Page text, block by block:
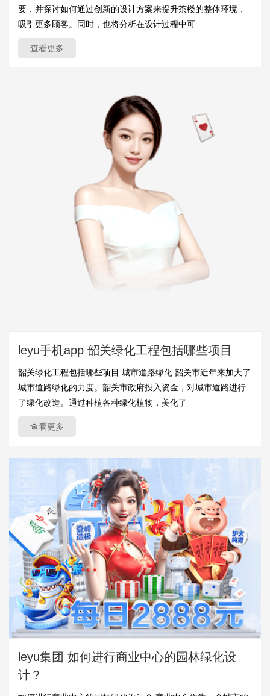
要，并探讨如何通过创新的设计方案来提升茶楼的整体环境，
吸引更多顾客。同时，也将分析在设计过程中可
查看更多
leyu手机app 韶关绿化工程包括哪些项目
韶关绿化工程包括哪些项目 城市道路绿化 韶关市近年来加大了
城市道路绿化的力度。韶关市政府投入资金，对城市道路进行
了绿化改造。通过种植各种绿化植物，美化了
查看更多
leyu集团 如何进行商业中心的园林绿化设
计？